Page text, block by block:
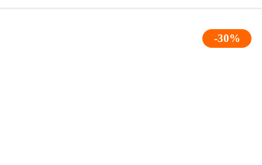
-30%